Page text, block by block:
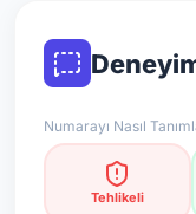
Numarayı Nasıl
Tehlikeli